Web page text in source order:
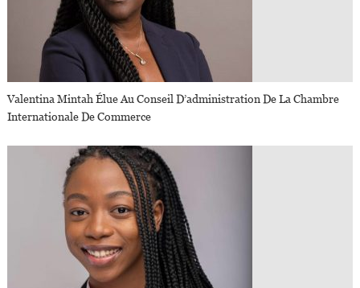
Valentina Mintah Élue Au Conseil D’administration De La Chambre
Internationale De Commerce